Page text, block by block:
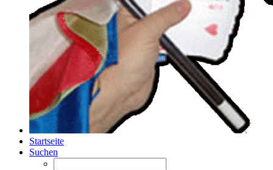
Startseite
Suchen